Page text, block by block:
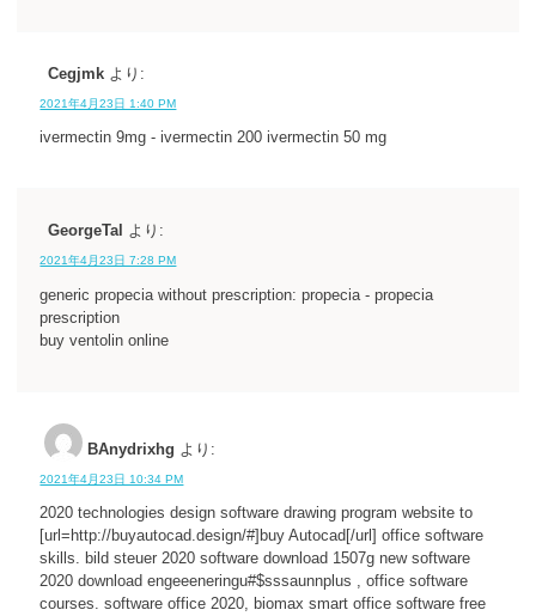
Cegjmk より:
2021年4月23日 1:40 PM
ivermectin 9mg - ivermectin 200 ivermectin 50 mg
GeorgeTal より:
2021年4月23日 7:28 PM
generic propecia without prescription: propecia - propecia
prescription
buy ventolin online
BAnydrixhg より:
2021年4月23日 10:34 PM
2020 technologies design software drawing program website to
[url=http://buyautocad.design/#]buy Autocad[/url] office software
skills. bild steuer 2020 software download 1507g new software
2020 download engeeeneringu#$sssaunnplus , office software
courses. software office 2020, biomax smart office software free